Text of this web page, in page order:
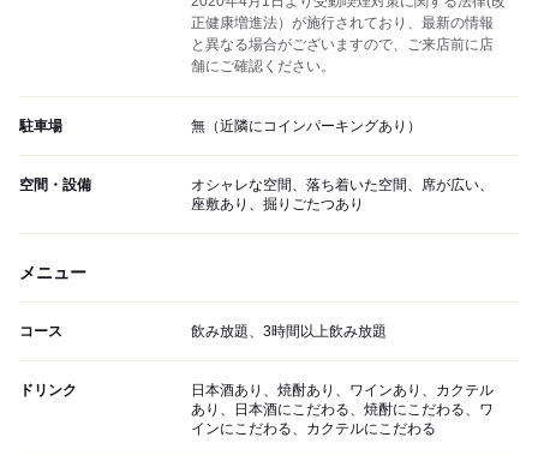
正健康増進法）が施行されており、最新の情報
と異なる場合がございますので、ご来店前に店
舗にご確認ください。
駐車場 無（近隣にコインパーキングあり）
空間・設備
オシャレな空間、落ち着いた空間、席が広い、
座敷あり、掘りごたつあり
メニュー
コース 飲み放題、3時間以上飲み放題
ドリンク
日本酒あり、焼酎あり、ワインあり、カクテル
あり、日本酒にこだわる、焼酎にこだわる、ワ
インにこだわる、カクテルにこだわる